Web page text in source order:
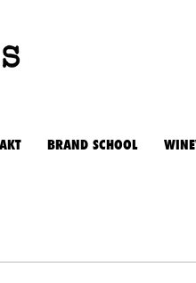
BRAND SCHOOL